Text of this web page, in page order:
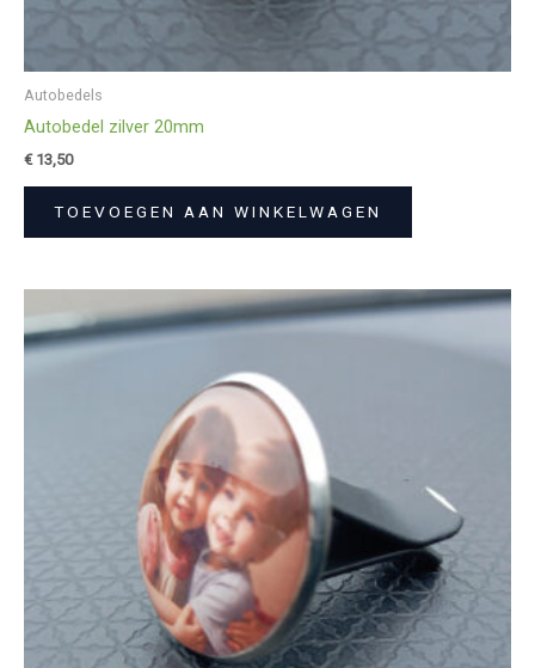
Autobedels
Autobedel zilver 20mm
€13,50
TOEVOEGEN AAN WINKELWAGEN